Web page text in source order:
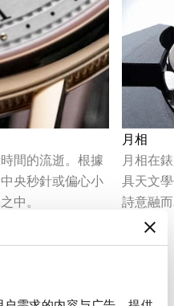
間的流逝。根據
央秒針或偏心小
中。
月相
月相在
具天文
詩意融